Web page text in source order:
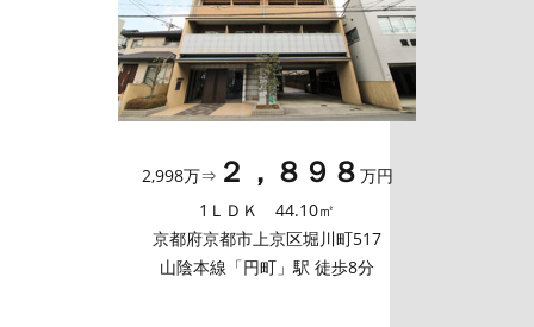
2,998万⇒ ２，８９８ 万円
1ＬＤＫ 44.10㎡
京都府京都市上京区堀川町517
山陰本線「円町」駅 徒歩8分